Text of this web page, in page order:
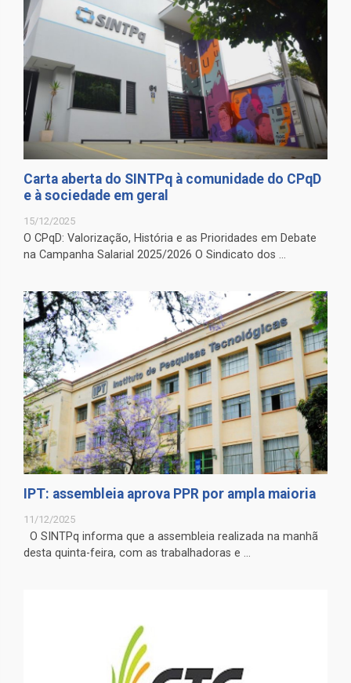
Carta aberta do SINTPq à comunidade do CPqD
e à sociedade em geral
15/12/2025
O CPqD: Valorização, História e as Prioridades em Debate
na Campanha Salarial 2025/2026 O Sindicato dos ...
IPT: assembleia aprova PPR por ampla maioria
11/12/2025
O SINTPq informa que a assembleia realizada na manhã
desta quinta-feira, com as trabalhadoras e ...